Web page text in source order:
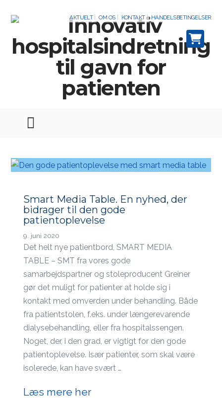
AKTUELT OM OS KONTAKT HANDELSBETINGELSER
Smart Media Table. En nyhed, der
bidrager til den gode
patientoplevelse
9. juni 2020
Det helt nye patientbord, SMART MEDIA
TABLE – SMT fra vores gode
samarbejdspartner og stoleproducent Greiner
gør det muligt for patienter at holde sig i
kontakt med omverden under behandling. Både
fra patientstolen, f.eks. under længerevarende
dialysebehandling, eller fra hospitalssengen.
Noget, der, i den grad, er vigtigt for den gode
patientoplevelse. Især patienter, som skal være
isolerede, kan have svært …
Læs mere her